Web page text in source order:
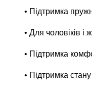
• Підтримка
• Для чоловіків і
• Підтримка
• Підтримка стану